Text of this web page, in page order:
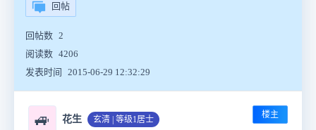
回帖
回帖数 2
阅读数 4206
发表时间
2015-06-29 12:32:29
🚙 花生 玄清 | 等级1居士 楼主